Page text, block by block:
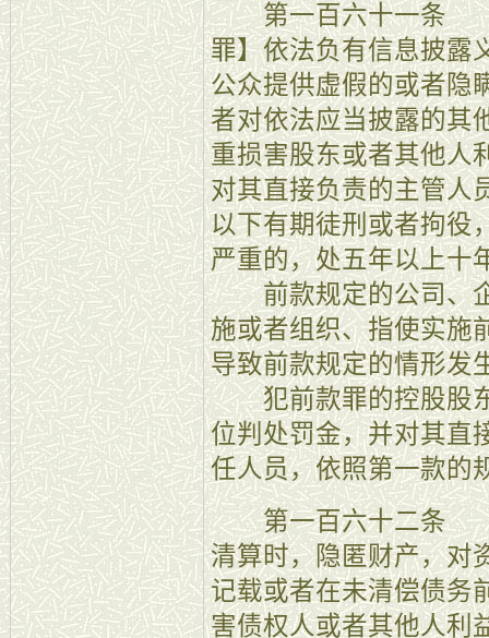
第一百六十一条 【
罪】依法负有信息披露
公众提供虚假的或者隐
者对依法应当披露的其
重损害股东或者其他人
对其直接负责的主管人
以下有期徒刑或者拘役
严重的，处五年以上十
前款规定的公司、企
施或者组织、指使实施
导致前款规定的情形发
犯前款罪的控股股东
位判处罚金，并对其直
任人员，依照第一款的
第一百六十二条 【
清算时，隐匿财产，对
记载或者在未清偿债务
害债权人或者其他人利